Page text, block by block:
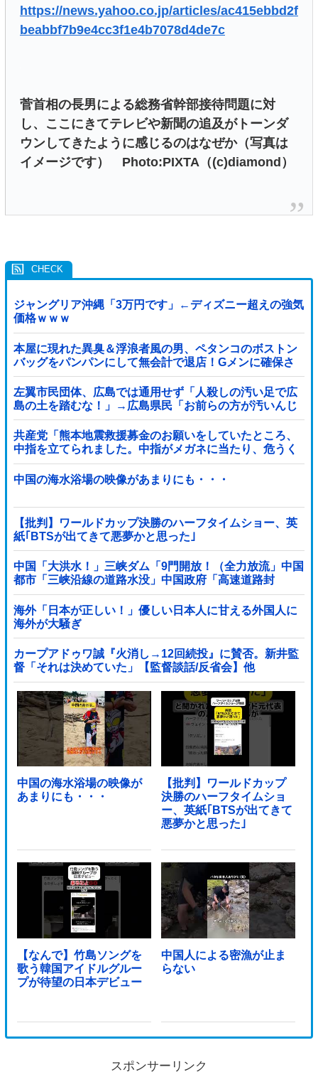
https://news.yahoo.co.jp/articles/ac415ebbd2f
beabbf7b9e4cc3f1e4b7078d4de7c
菅首相の長男による総務省幹部接待問題に対
し、ここにきてテレビや新聞の追及がトーンダ
ウンしてきたように感じるのはなぜか（写真は
イメージです） Photo:PIXTA（(c)diamond）
ジャングリア沖縄「3万円です」←ディズニー超えの強気
価格ｗｗｗ
本屋に現れた異臭＆浮浪者風の男、ペタンコのボストン
バッグをパンパンにして無会計で退店！Gメンに確保さ
れ「なんで？」と本気で困惑ｗｗｗ
左翼市民団体、広島では通用せず「人殺しの汚い足で広
島の土を踏むな！」→広島県民「お前らの方が汚いんじ
ゃ！」「ワシらが広島県民じゃ」
共産党「熊本地震救援募金のお願いをしていたところ、
中指を立てられました。中指がメガネに当たり、危うく
怪我をするところでした」
中国の海水浴場の映像があまりにも・・・
【批判】ワールドカップ決勝のハーフタイムショー、英
紙｢BTSが出てきて悪夢かと思った｣
中国「大洪水！」三峡ダム「9門開放！（全力放流」中国
都市「三峡沿線の道路水没」中国政府「高速道路封
鎖！」中国ダム「緊急放流に合わせて開門（土砂崩れ発
生」→
海外「日本が正しい！」優しい日本人に甘える外国人に
海外が大騒ぎ
カープアドゥワ誠『火消し→12回続投』に賛否。新井監
督「それは決めていた」【監督談話/反省会】他
中国の海水浴場の映像が
あまりにも・・・
【批判】ワールドカップ
決勝のハーフタイムショ
ー、英紙｢BTSが出てきて
悪夢かと思った｣
【なんで】竹島ソングを
歌う韓国アイドルグルー
プが待望の日本デビュー
中国人による密漁が止ま
らない
スポンサーリンク